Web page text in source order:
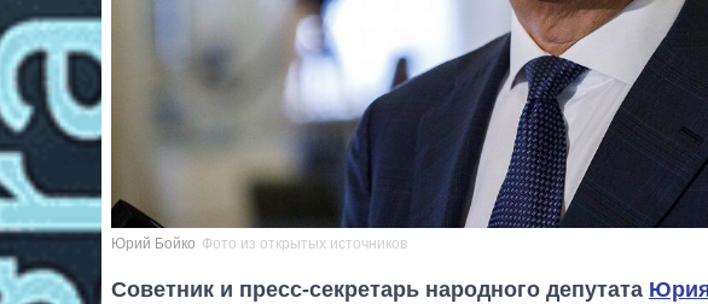
Юрий Бойко Фото из открытых источников
Советник и пресс-секретарь народного депутата